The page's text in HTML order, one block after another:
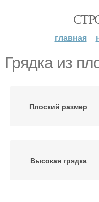
главная
Грядка из
Плоский размер
Высокая грядка